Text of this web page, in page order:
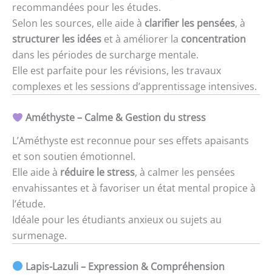
recommandées pour les études.
Selon les sources, elle aide à clarifier les pensées, à
structurer les idées et à améliorer la concentration
dans les périodes de surcharge mentale.
Elle est parfaite pour les révisions, les travaux
complexes et les sessions d’apprentissage intensives.
Améthyste – Calme & Gestion du stress
L’Améthyste est reconnue pour ses effets apaisants
et son soutien émotionnel.
Elle aide à réduire le stress, à calmer les pensées
envahissantes et à favoriser un état mental propice à
l’étude.
Idéale pour les étudiants anxieux ou sujets au
surmenage.
Lapis-Lazuli – Expression & Compréhension